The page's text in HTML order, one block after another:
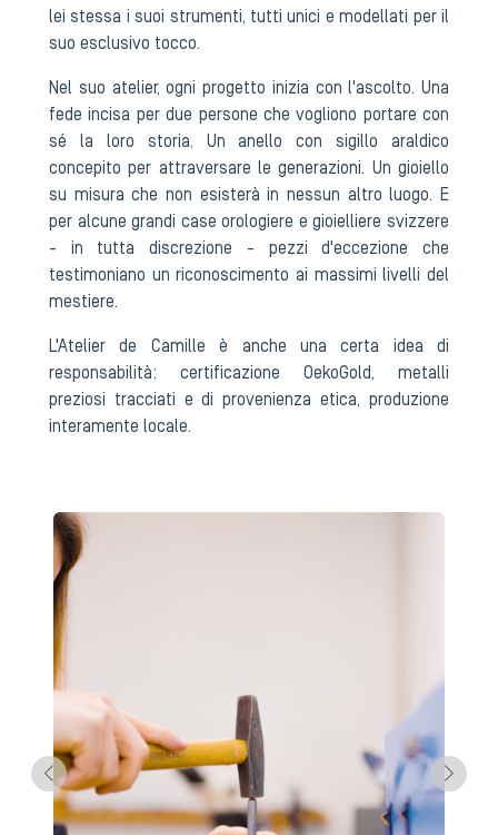
lei stessa i suoi strumenti, tutti unici e modellati per il
suo esclusivo tocco.
Nel suo atelier, ogni progetto inizia con l'ascolto. Una
fede incisa per due persone che vogliono portare con
sé la loro storia. Un anello con sigillo araldico
concepito per attraversare le generazioni. Un gioiello
su misura che non esisterà in nessun altro luogo. E
per alcune grandi case orologiere e gioielliere svizzere
- in tutta discrezione - pezzi d'eccezione che
testimoniano un riconoscimento ai massimi livelli del
mestiere.
L'Atelier de Camille è anche una certa idea di
responsabilità: certificazione OekoGold, metalli
preziosi tracciati e di provenienza etica, produzione
interamente locale.